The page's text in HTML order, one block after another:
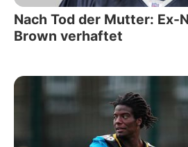
Nach Tod der Mutter: Ex-
Brown verhaftet